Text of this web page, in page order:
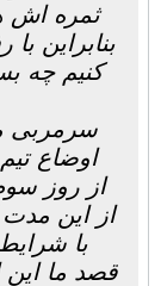
ثمره اش
بنابراین
کنیم چه
سرمربی
اوضاع
از روز
از این مدت
با
قصد ما این